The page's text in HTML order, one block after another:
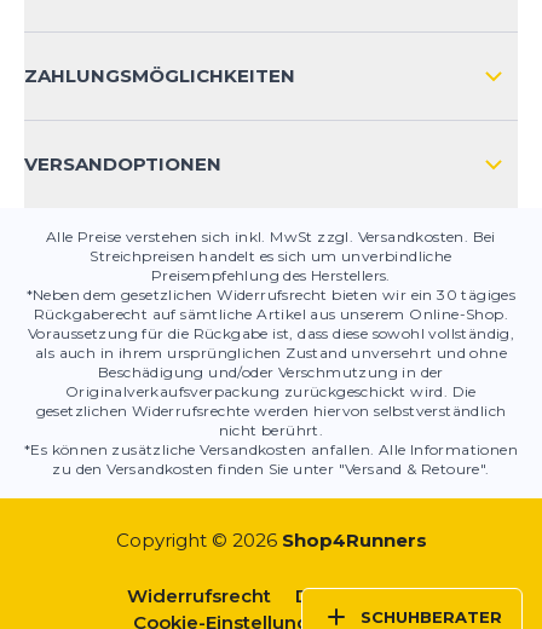
KONTAKT
PRODUKTSICHERHEIT
ZAHLUNGSMÖGLICHKEITEN
VERSANDOPTIONEN
Alle Preise verstehen sich inkl. MwSt zzgl. Versandkosten. Bei
Streichpreisen handelt es sich um unverbindliche
Preisempfehlung des Herstellers.
*Neben dem gesetzlichen Widerrufsrecht bieten wir ein 30 tägiges
Rückgaberecht auf sämtliche Artikel aus unserem Online-Shop.
Voraussetzung für die Rückgabe ist, dass diese sowohl vollständig,
als auch in ihrem ursprünglichen Zustand unversehrt und ohne
Beschädigung und/oder Verschmutzung in der
Originalverkaufsverpackung zurückgeschickt wird. Die
gesetzlichen Widerrufsrechte werden hiervon selbstverständlich
nicht berührt.
*Es können zusätzliche Versandkosten anfallen. Alle Informationen
zu den Versandkosten finden Sie unter "Versand & Retoure".
Copyright © 2026 Shop4Runners
Widerrufsrecht
Datenschutz
Cookie-Einstellungen
AGBs
SCHUHBERATER